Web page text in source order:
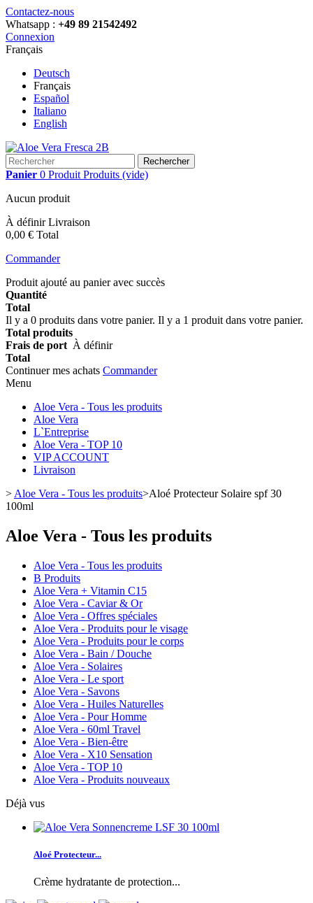
Contactez-nous
Whatsapp : +49 89 21542492
Connexion
Français
Deutsch
Français
Español
Italiano
English
Rechercher
Panier 0 Produit Produits (vide)
Aucun produit
À définirLivraison
0,00 € Total
Commander
Produit ajouté au panier avec succès
Quantité
Total
Il y a 0 produits dans votre panier. Il y a 1 produit dans votre panier.
Total produits
Frais de port À définir
Total
Continuer mes achats Commander
Menu
Aloe Vera - Tous les produits
Aloe Vera
L`Entreprise
Aloe Vera - TOP 10
VIP ACCOUNT
Livraison
> Aloe Vera - Tous les produits>Aloé Protecteur Solaire spf 30
100ml
Aloe Vera - Tous les produits
Aloe Vera - Tous les produits
B Produits
Aloe Vera + Vitamin C15
Aloe Vera - Caviar & Or
Aloe Vera - Offres spéciales
Aloe Vera - Produits pour le visage
Aloe Vera - Produits pour le corps
Aloe Vera - Bain / Douche
Aloe Vera - Solaires
Aloe Vera - Le sport
Aloe Vera - Savons
Aloe Vera - Huiles Naturelles
Aloe Vera - Pour Homme
Aloe Vera - 60ml Travel
Aloe Vera - Bien-être
Aloe Vera - X10 Sensation
Aloe Vera - TOP 10
Aloe Vera - Produits nouveaux
Déjà vus
Aloé Protecteur...
Crème hydratante de protection...